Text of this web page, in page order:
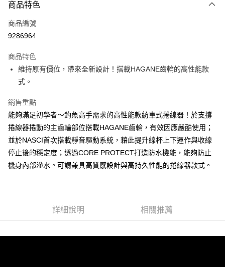
LINE Pay
Apple Pay
Google Pay
全盈+PAY
ATM付款
運送方式
全家取貨付款
每筆NT$100，滿NT$1,000(含以上)免運費
7-11取貨(快速到店)
新竹貨運
商品特色
商品編號
9286964
商品特色
維持原有價位，帶來全新設計！搭載HAGANE齒輪的高性能款
式。
銷售重點
能夠滿足初學者～釣魚高手需求的高性能款紡車式捲線器！於支撐
捲線器捲動的主齒輪部位搭載HAGANE齒輪，有效因應嚴酷使用；
並於NASCI首次搭載靜音驅動系統，藉此提升線杯上下運作與收線
停止後的穩定度；透過CORE PROTECT打造防水機能，能夠防止
機身內部滲水。可謂兼具高質感設計與高持久性能的捲線器款式。
詳細說明 相關推薦